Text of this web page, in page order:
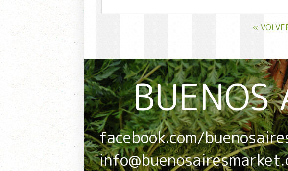
«
BUENOS
facebook.com/